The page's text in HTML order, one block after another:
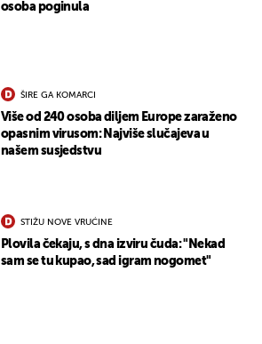
osoba poginula
ŠIRE GA KOMARCI
Više od 240 osoba diljem Europe zaraženo
opasnim virusom: Najviše slučajeva u
našem susjedstvu
STIŽU NOVE VRUĆINE
Plovila čekaju, s dna izviru čuda: "Nekad
sam se tu kupao, sad igram nogomet"